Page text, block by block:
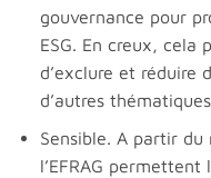
gouvernance pour
ESG. En creux, cela
d’exclure et réduire
d’autres
Sensible. A partir du
l’EFRAG